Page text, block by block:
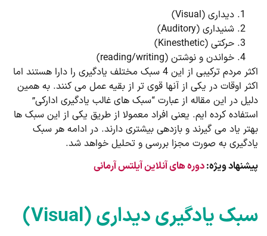
دیداری (Visual)
شنیداری (Auditory)
حرکتی (Kinesthetic)
خواندن و نوشتن (reading/writing)
اکثر مردم ترکیبی از این 4 سبک مختلف یادگیری را دارا هستند اما
اکثر اوقات در یکی از آنها قوی تر از بقیه عمل می کنند. به همین
دلیل در این مقاله از عبارت “سبک های غالب یادگیری ادارکی”
استفاده کرده ایم. یعنی افراد معمولا از طریق یکی از این سبک ها
بهتر یاد می گیرند و بازدهی بیشتری دارند. در ادامه هر سبک
یادگیری به صورت مجزا بررسی و تحلیل خواهد شد.
پیشنهاد ویژه:دوره های آنلاین آیلتس آرمانی
سبک یادگیری دیداری (Visual)